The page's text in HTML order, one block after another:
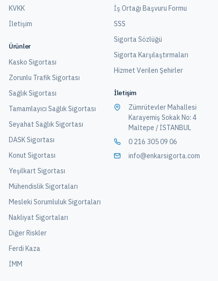
KVKK
İletişim
Ürünler
Kasko Sigortası
Zorunlu Trafik Sigortası
Sağlık Sigortası
Tamamlayıcı Sağlık Sigortası
Seyahat Sağlık Sigortası
DASK Sigortası
Konut Sigortası
Yeşilkart Sigortası
Mühendislik Sigortaları
Mesleki Sorumluluk Sigortaları
Nakliyat Sigortaları
Diğer Riskler
Ferdi Kaza
İMM
İş Ortağı Başvuru Formu
SSS
Sigorta Sözlüğü
Sigorta Karşılaştırmaları
Hizmet Verilen Şehirler
İletişim
Zümrütevler Mahallesi
Karayemiş Sokak No: 4
Maltepe / İSTANBUL
0 216 305 09 06
info@enkarsigorta.com